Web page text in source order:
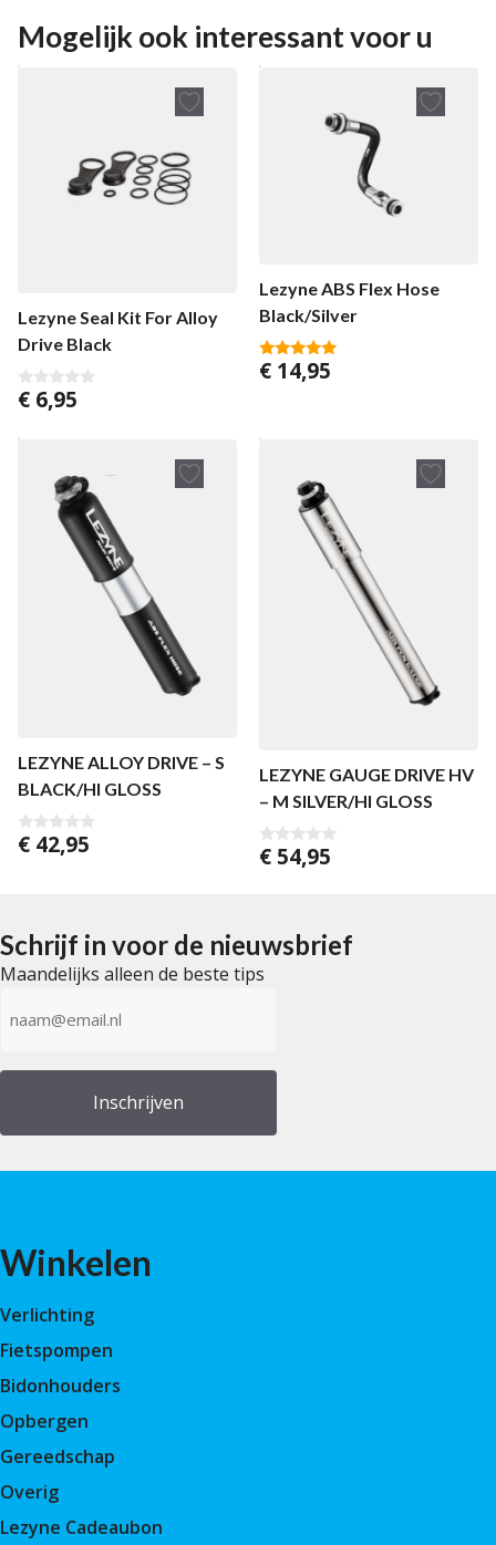
n
5
Mogelijk ook interessant voor u
Lezyne Seal Kit For Alloy
Drive Black
0
v
n
€ 6,95
Lezyne ABS Flex Hose
Black/Silver
5.00
van 5
€ 14,95
LEZYNE ALLOY DRIVE – S
BLACK/HI GLOSS
0
v
€ 42,95
LEZYNE GAUGE DRIVE HV
– M SILVER/HI GLOSS
0
v
€ 54,95
Schrijf in voor de nieuwsbrief
Maandelijks alleen de beste tips
mailadres
Winkelen
Verlichting
Fietspompen
Bidonhouders
Opbergen
Gereedschap
Overig
Lezyne Cadeaubon